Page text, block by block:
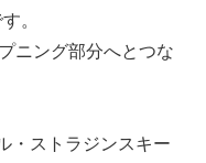
。
ニング部分へとつな
・ストラジンスキー